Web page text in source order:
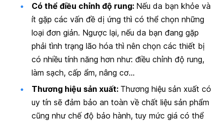
Có thể điều chỉnh độ rung: Nếu da bạn khỏe và
ít gặp các vấn đề dị ứng thì có thể chọn những
loại đơn giản. Ngược lại, nếu da bạn đang gặp
phải tình trạng lão hóa thì nên chọn các thiết bị
có nhiều tính năng hơn như: điều chỉnh độ rung,
làm sạch, cấp ẩm, nâng cơ…
Thương hiệu sản xuất: Thương hiệu sản xuất có
uy tín sẽ đảm bảo an toàn về chất liệu sản phẩm
cũng như chế độ bảo hành, tuy mức giá có thể